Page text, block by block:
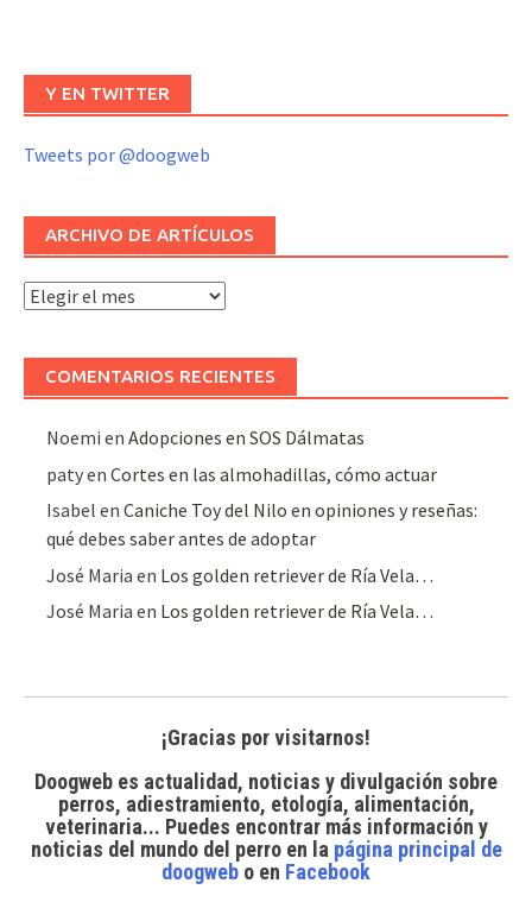
Y EN TWITTER
Tweets por @doogweb
ARCHIVO DE ARTÍCULOS
Archivo
artículos
COMENTARIOS RECIENTES
Noemi enAdopciones en SOS Dálmatas
patyenCortes en las almohadillas, cómo actuar
Isabel enCaniche Toy del Nilo en opiniones y reseñas:
qué debes saber antes de adoptar
José Maria en Los golden retriever de Ría Vela…
José Maria en Los golden retriever de Ría Vela…
¡Gracias por visitarnos!
Doogweb es actualidad, noticias y divulgación sobre
perros, adiestramiento, etología, alimentación,
veterinaria... Puedes encontrar más información y
noticias del mundo del perroen la página principal de
doogweb o en Facebook